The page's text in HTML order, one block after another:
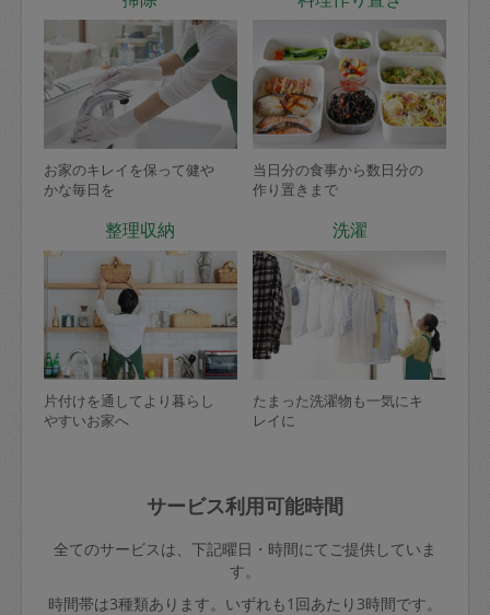
お家のキレイを保って健や
かな毎日を
当日分の食事から数日分の
作り置きまで
整理収納
片付けを通してより暮らし
やすいお家へ
洗濯
たまった洗濯物も一気にキ
レイに
サービス利用可能時間
全てのサービスは、下記曜日・時間にてご提供していま
す。
時間帯は3種類あります。いずれも1回あたり3時間です。